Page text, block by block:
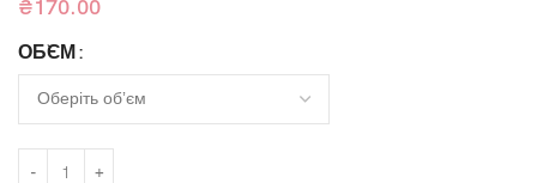
₴170.00
ОБ`ЄМ